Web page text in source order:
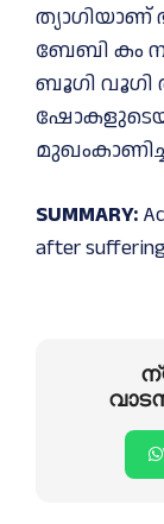
ത്യാഗിയാണ്
ബേബി ​കം
ബൂഗി വൂഗി
SUMMARY:
after